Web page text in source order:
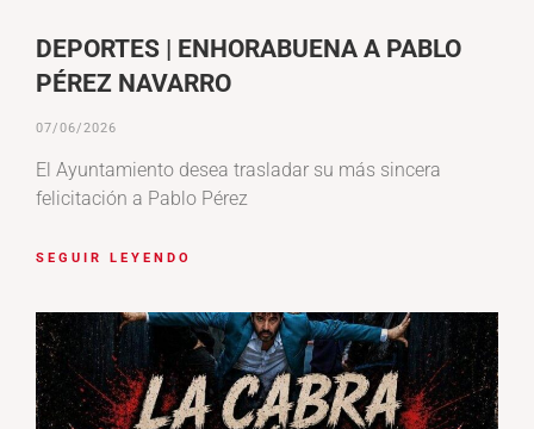
DEPORTES | ENHORABUENA A PABLO
PÉREZ NAVARRO
07/06/2026
El Ayuntamiento desea trasladar su más sincera
felicitación a Pablo Pérez
SEGUIR LEYENDO